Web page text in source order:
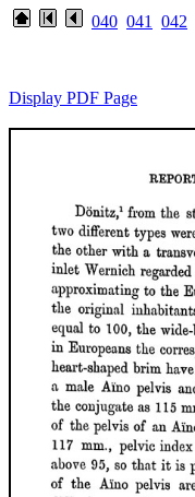
040 041 042
Display PDF Page